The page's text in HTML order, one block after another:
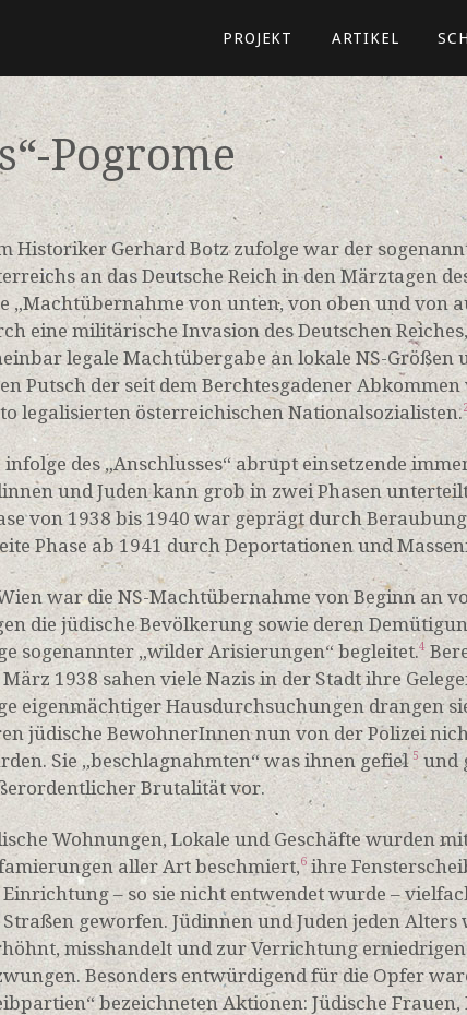
PROJEKT ARTIKEL
Pogrome
Historiker Gerhard Botz zufolge war der
an das Deutsche Reich in den Märztagen
„Machtübernahme von unten, von oben und von
eine militärische Invasion des Deutschen
legale Machtübergabe an lokale NS-Größen
Putsch der seit dem Berchtesgadener
legalisierten österreichischen Nationalsozialisten.2
infolge des „Anschlusses“ abrupt einsetzende
und Juden kann grob in zwei Phasen
von 1938 bis 1940 war geprägt durch
Phase ab 1941 durch Deportationen und
war die NS-Machtübernahme von Beginn an
die jüdische Bevölkerung sowie deren
sogenannter „wilder Arisierungen“ begleitet.4
März 1938 sahen viele Nazis in der Stadt ihre
eigenmächtiger Hausdurchsuchungen drangen
jüdische BewohnerInnen nun von der Polizei
Sie „beschlagnahmten“ was ihnen gefiel 5 und
Brutalität vor.
Wohnungen, Lokale und Geschäfte wurden
aller Art beschmiert,6 ihre
Einrichtung – so sie nicht entwendet wurde –
Straßen geworfen. Jüdinnen und Juden jeden
misshandelt und zur Verrichtung
Besonders entwürdigend für die Opfer
bezeichneten Aktionen: Jüdische